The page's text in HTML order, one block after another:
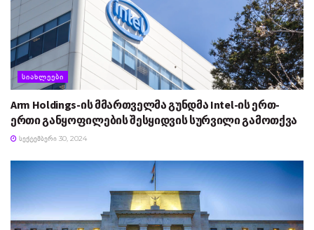
ᲡᲘᲐᲮᲚᲔᲔᲑᲘ
Arm Holdings-ის მმართველმა გუნდმა Intel-ის ერთ-
ერთი განყოფილების შესყიდვის სურვილი გამოთქვა
ᲡᲔᲥᲢᲔᲛᲑᲔᲠᲘ 30, 2024